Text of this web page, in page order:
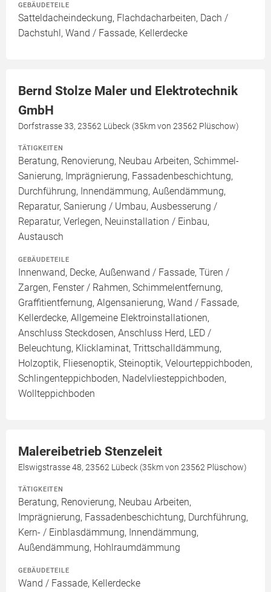
GEBÄUDETEILE
Satteldacheindeckung, Flachdacharbeiten, Dach /
Dachstuhl, Wand / Fassade, Kellerdecke
Bernd Stolze Maler und Elektrotechnik
GmbH
Dorfstrasse 33, 23562 Lübeck (35km von 23562 Plüschow)
TÄTIGKEITEN
Beratung, Renovierung, Neubau Arbeiten, Schimmel-
Sanierung, Imprägnierung, Fassadenbeschichtung,
Durchführung, Innendämmung, Außendämmung,
Reparatur, Sanierung / Umbau, Ausbesserung /
Reparatur, Verlegen, Neuinstallation / Einbau,
Austausch
GEBÄUDETEILE
Innenwand, Decke, Außenwand / Fassade, Türen /
Zargen, Fenster / Rahmen, Schimmelentfernung,
Graffitientfernung, Algensanierung, Wand / Fassade,
Kellerdecke, Allgemeine Elektroinstallationen,
Anschluss Steckdosen, Anschluss Herd, LED /
Beleuchtung, Klicklaminat, Trittschalldämmung,
Holzoptik, Fliesenoptik, Steinoptik, Velourteppichboden,
Schlingenteppichboden, Nadelvliesteppichboden,
Wollteppichboden
Malereibetrieb Stenzeleit
Elswigstrasse 48, 23562 Lübeck (35km von 23562 Plüschow)
TÄTIGKEITEN
Beratung, Renovierung, Neubau Arbeiten,
Imprägnierung, Fassadenbeschichtung, Durchführung,
Kern- / Einblasdämmung, Innendämmung,
Außendämmung, Hohlraumdämmung
GEBÄUDETEILE
Wand / Fassade, Kellerdecke